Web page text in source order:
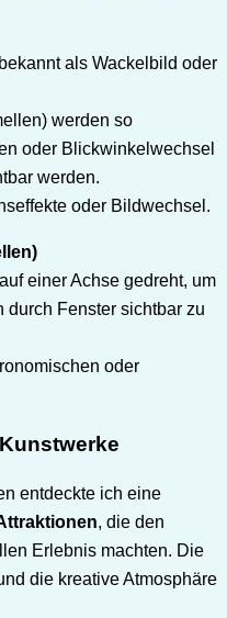
als Wackelbild oder
werden so
oder Blickwinkelwechsel
werden.
oder Bildwechsel.
einer Achse gedreht, um
durch Fenster sichtbar zu
oder
entdeckte ich eine
, die den
Erlebnis machten. Die
die kreative Atmosphäre